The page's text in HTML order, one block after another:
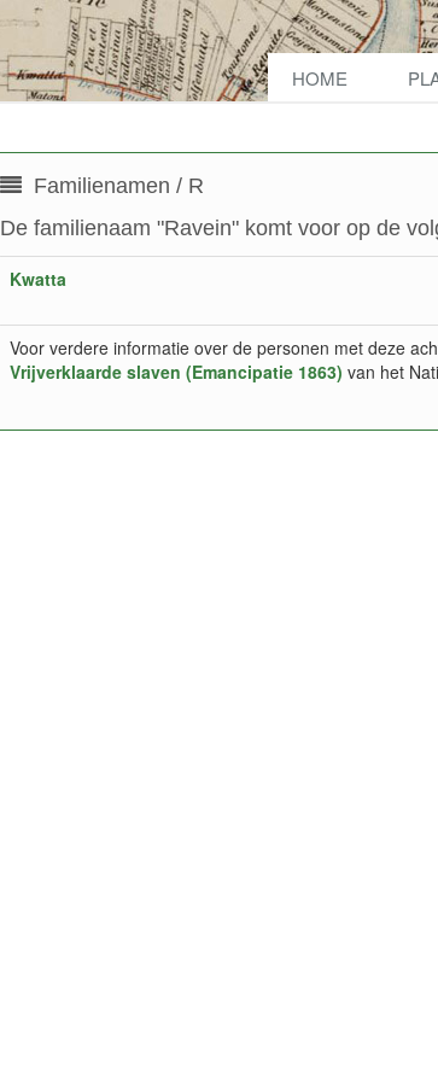
HOME
Familienamen / R
De familienaam "Ravein" komt voor op de
Kwatta
Voor verdere informatie over de personen met deze
Vrijverklaarde slaven (Emancipatie 1863) van het